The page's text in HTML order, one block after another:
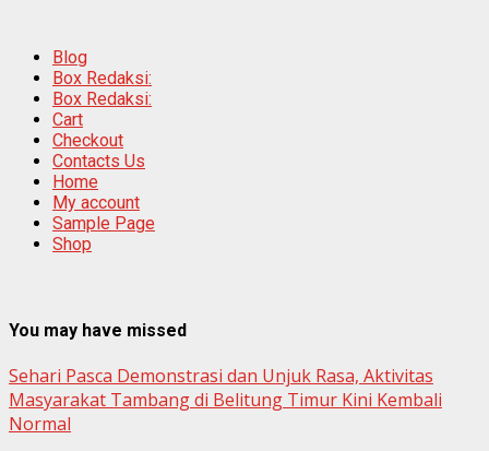
Blog
Box Redaksi:
Box Redaksi:
Cart
Checkout
Contacts Us
Home
My account
Sample Page
Shop
You may have missed
Sehari Pasca Demonstrasi dan Unjuk Rasa, Aktivitas
Masyarakat Tambang di Belitung Timur Kini Kembali
Normal